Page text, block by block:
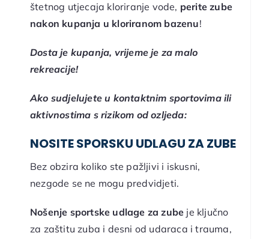
štetnog utjecaja kloriranje vode, perite zube
nakon kupanja u kloriranom bazenu!
Dosta je kupanja, vrijeme je za malo
rekreacije!
Ako sudjelujete u kontaktnim sportovima ili
aktivnostima s rizikom od ozljeda:
NOSITE SPORSKU UDLAGU ZA ZUBE
Bez obzira koliko ste pažljivi i iskusni,
nezgode se ne mogu predvidjeti.
Nošenje sportske udlage za zube je ključno
za zaštitu zuba i desni od udaraca i trauma,